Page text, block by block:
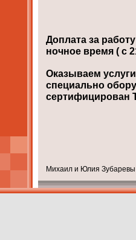
Доплата за
ночное время ( с
Оказываем
специально
сертифицирован
Михаил и Юлия